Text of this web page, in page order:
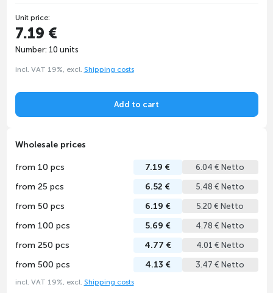
Unit price:
7.19 €
Number: 10 units
incl. VAT 19%, excl. Shipping costs
Add to cart
Wholesale prices
from 10 pcs 7.19 € 6.04 € Netto
from 25 pcs 6.52 € 5.48 € Netto
from 50 pcs 6.19 € 5.20 € Netto
from 100 pcs 5.69 € 4.78 € Netto
from 250 pcs 4.77 € 4.01 € Netto
from 500 pcs 4.13 € 3.47 € Netto
incl. VAT 19%, excl. Shipping costs